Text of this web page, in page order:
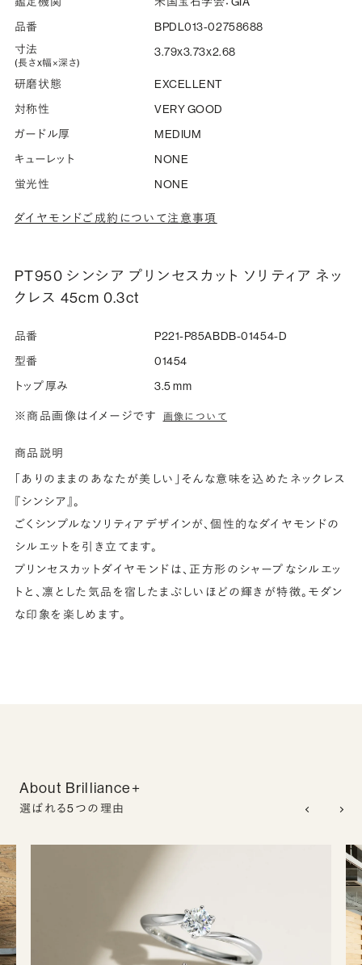
品番
BPDL013-02758688
寸法
(長さx幅×深さ)
3.79x3.73x2.68
研磨状態
EXCELLENT
対称性
VERY GOOD
ガードル厚
MEDIUM
キューレット
NONE
蛍光性
NONE
ダイヤモンドご成約について注意事項
PT950 シンシア プリンセスカット ソリティア ネッ
クレス 45cm 0.3ct
品番
P221-P85ABDB-01454-D
型番
01454
トップ厚み
3.5 mm
※商品画像はイメージです 画像について
商品説明
「ありのままのあなたが美しい」そんな意味を込めたネックレス
『シンシア』。
ごくシンプルなソリティアデザインが、個性的なダイヤモンドの
シルエットを引き立てます。
プリンセスカットダイヤモンドは、正方形のシャープなシルエッ
トと、凛とした気品を宿したまぶしいほどの輝きが特徴。モダン
な印象を楽しめます。
About Brilliance+
選ばれる5つの理由